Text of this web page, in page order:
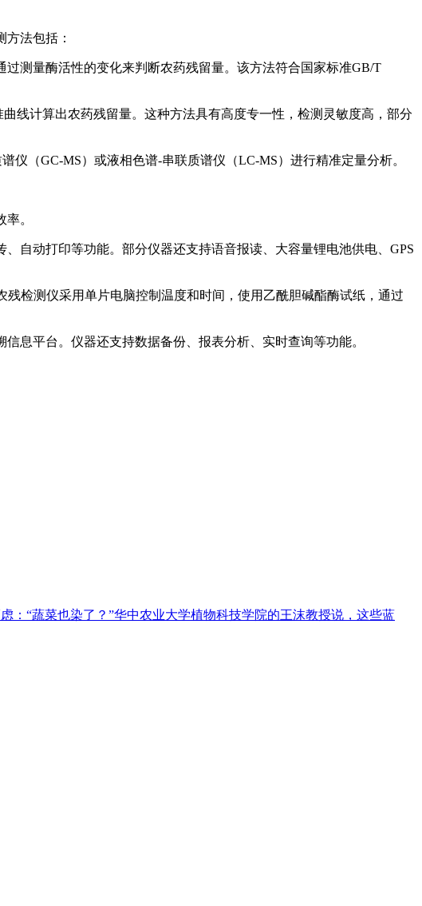
法包括：
测量酶活性的变化来判断农药残留量。该方法符合国家标准GB/T
线计算出农药残留量。这种方法具有高度专一性，检测灵敏度高，部分
（GC-MS）或液相色谱-串联质谱仪（LC-MS）进行精准定量分析。
。
自动打印等功能。部分仪器还支持语音报读、大容量锂电池供电、GPS
检测仪采用单片电脑控制温度和时间，使用乙酰胆碱酯酶试纸，通过
息平台。仪器还支持数据备份、报表分析、实时查询等功能。
“蔬菜也染了？”华中农业大学植物科技学院的王沫教授说，这些蓝